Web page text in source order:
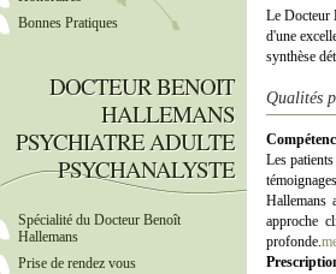
Bonnes Pratiques
DOCTEUR BENOIT
HALLEMANS
PSYCHIATRE ADULTE
PSYCHANALYSTE
Spécialité du Docteur Benoît
Hallemans
Prise de rendez vous
Le Docteur
d'une
synthèse
Qualités
Les
Hallemans
approche
profonde.